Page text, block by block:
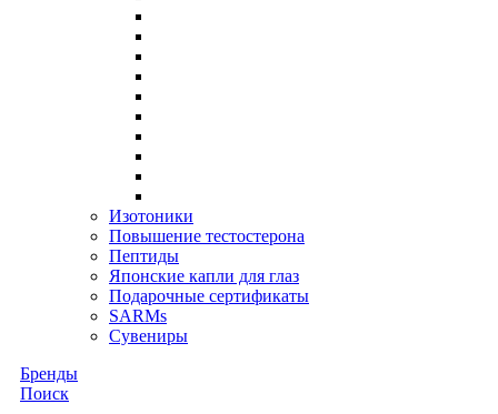
Изотоники
Повышение тестостерона
Пептиды
Японские капли для глаз
Подарочные сертификаты
SARMs
Сувениры
Бренды
Поиск